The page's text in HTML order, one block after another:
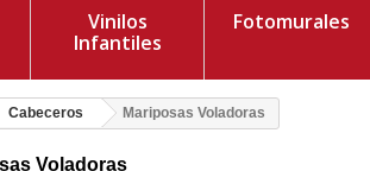
Vinilos
Infantiles
Fotomurales
Cabeceros Mariposas Voladoras
Voladoras